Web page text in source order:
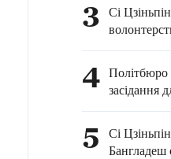
3 Сі
4 засідання
доповіді з
5
Сі
Бангладеш